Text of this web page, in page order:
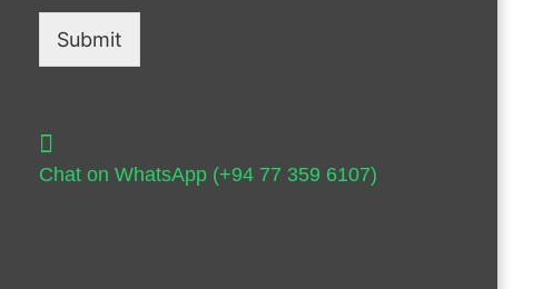
Submit
Chat on WhatsApp (+94 77 359 6107)